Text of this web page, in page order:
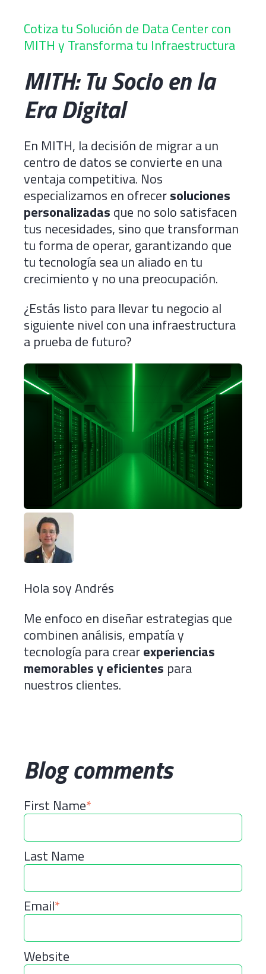
Cotiza tu Solución de Data Center con
MITH y Transforma tu Infraestructura
MITH: Tu Socio en la
Era Digital
En MITH, la decisión de migrar a un
centro de datos se convierte en una
ventaja competitiva. Nos
especializamos en ofrecersoluciones
personalizadas que no solo satisfacen
tus necesidades, sino que transforman
tu forma de operar, garantizando que
tu tecnología sea un aliado en tu
crecimiento y no una preocupación.
¿Estás listo para llevar tu negocio al
siguiente nivel con una infraestructura
a prueba de futuro?
Hola soy Andrés
Me enfoco en diseñar estrategias que
combinen análisis, empatía y
tecnología para crearexperiencias
memorables y eficientes para
nuestros clientes.
Blog comments
First Name*
Last Name
Email*
Website